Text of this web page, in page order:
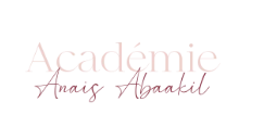
ACADÉMIE
Formation et